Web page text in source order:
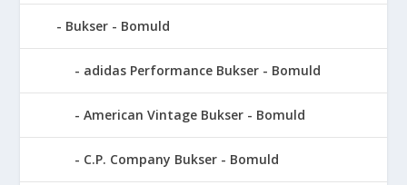
Bukser - Bomuld
adidas Performance Bukser - Bomuld
American Vintage Bukser - Bomuld
C.P. Company Bukser - Bomuld